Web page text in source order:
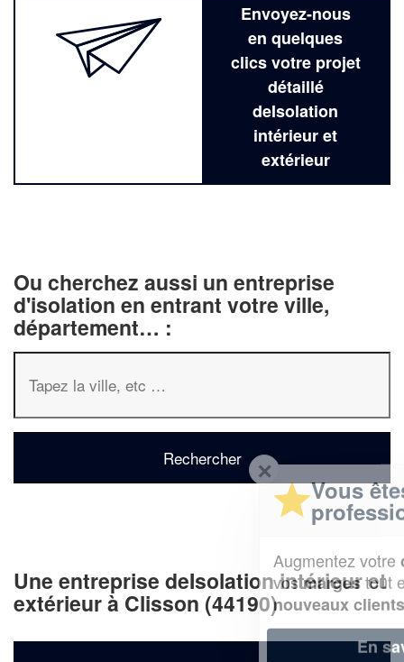
Envoyez-nous
en quelques
clics votre projet
détaillé
deIsolation
intérieur et
extérieur
Ou cherchez aussi un entreprise
d'isolation en entrant votre ville,
département… :
Une entreprise deIsolation intérieur et
extérieur à Clisson (44190)
Vous êtes un
professionnel ?
chiffre d'affaireset
vosmargestout en gagnant de
nouveaux clients!
En savoir plus